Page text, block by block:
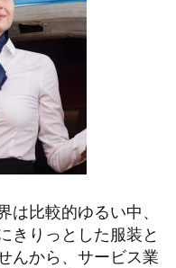
比較的ゆるい中、
きりっとした服装と
んから、サービス業